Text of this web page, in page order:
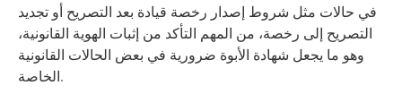
في حالات مثل شروط إصدار رخصة قيادة بعد التصريح أو تجديد
التصريح إلى رخصة، من المهم التأكد من إثبات الهوية القانونية،
وهو ما يجعل شهادة الأبوة ضرورية في بعض الحالات القانونية
الخاصة.